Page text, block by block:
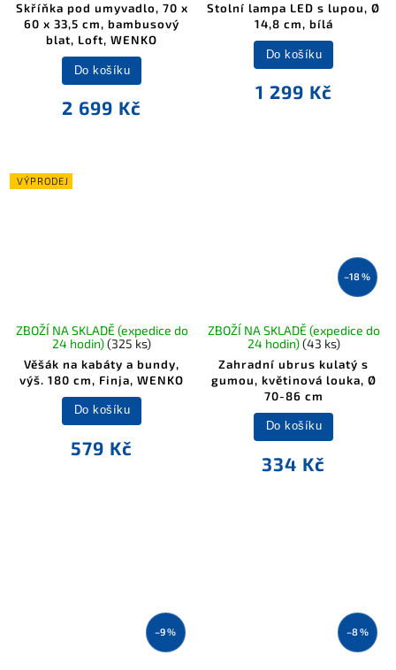
Skříňka pod umyvadlo, 70 x
60 x 33,5 cm, bambusový
blat, Loft, WENKO
2 699 Kč
Do košíku
Stolní lampa LED s lupou, Ø
14,8 cm, bílá
1 299 Kč
Do košíku
VÝPRODEJ
Věšák na kabáty a bundy,
výš. 180 cm, Finja, WENKO
ZBOŽÍ NA SKLADĚ (expedice do
24 hodin)(325 ks)
579 Kč
Do košíku
–18 %
Zahradní ubrus kulatý s
gumou, květinová louka, Ø
70-86 cm
ZBOŽÍ NA SKLADĚ (expedice do
24 hodin)(43 ks)
334 Kč
Do košíku
–9 % –8 %